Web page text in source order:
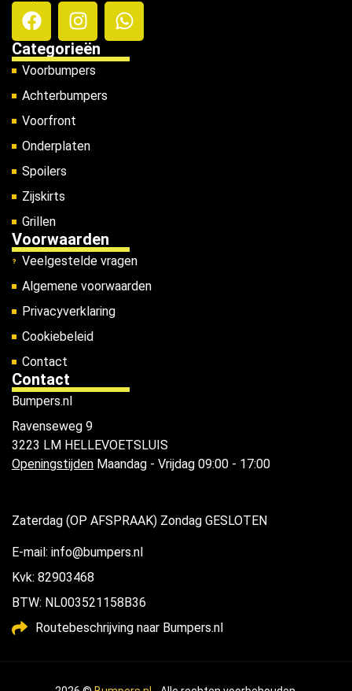
Categorieën
Voorbumpers
Achterbumpers
Voorfront
Onderplaten
Spoilers
Zijskirts
Grillen
Voorwaarden
Veelgestelde vragen
Algemene voorwaarden
Privacyverklaring
Cookiebeleid
Contact
Contact
Bumpers.nl
Ravenseweg 9
3223 LM HELLEVOETSLUIS
Openingstijden Maandag - Vrijdag 09:00 - 17:00
Zaterdag (OP AFSPRAAK) Zondag GESLOTEN
E-mail: info@bumpers.nl
Kvk: 82903468
BTW: NL003521158B36
Routebeschrijving naar Bumpers.nl